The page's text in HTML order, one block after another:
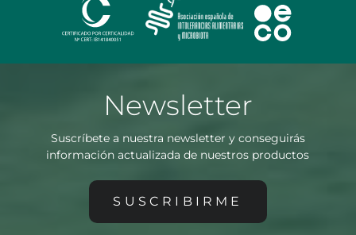
Newsletter
Suscríbete a nuestra newsletter y conseguirás
información actualizada de nuestros productos
SUSCRIBIRME